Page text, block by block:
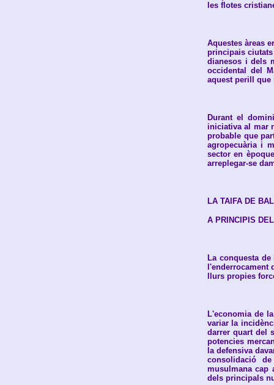
les flotes
Aquestes àreas
principais
dianesos i dels
occidental del
aquest perill
Durant el
iniciativa al mar
probable que
agropecuària i
sector en
arreplegar-se
LA TAIFA DE
A PRINCIPIS
La conquesta
l'enderrocament
llurs propies
L'economia de
variar la
darrer quart del
potencies
la defensiva
consolidació
musulmana cap
dels principals